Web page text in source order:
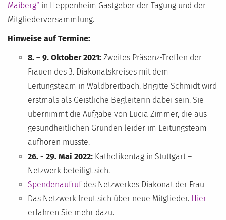
Maiberg“ in Heppenheim Gastgeber der Tagung und der
Mitgliederversammlung.
Hinweise auf Termine:
8. – 9. Oktober 2021: Zweites Präsenz-Treffen der
Frauen des 3. Diakonatskreises mit dem
Leitungsteam in Waldbreitbach. Brigitte Schmidt wird
erstmals als Geistliche Begleiterin dabei sein. Sie
übernimmt die Aufgabe von Lucia Zimmer, die aus
gesundheitlichen Gründen leider im Leitungsteam
aufhören musste.
26. - 29. Mai 2022: Katholikentag in Stuttgart –
Netzwerk beteiligt sich.
Spendenaufrufdes Netzwerkes Diakonat der Frau
Das Netzwerk freut sich über neue Mitglieder. Hier
erfahren Sie mehr dazu.